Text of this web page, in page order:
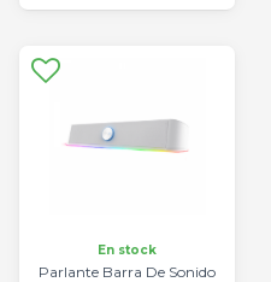
En stock
Parlante Barra De Sonido